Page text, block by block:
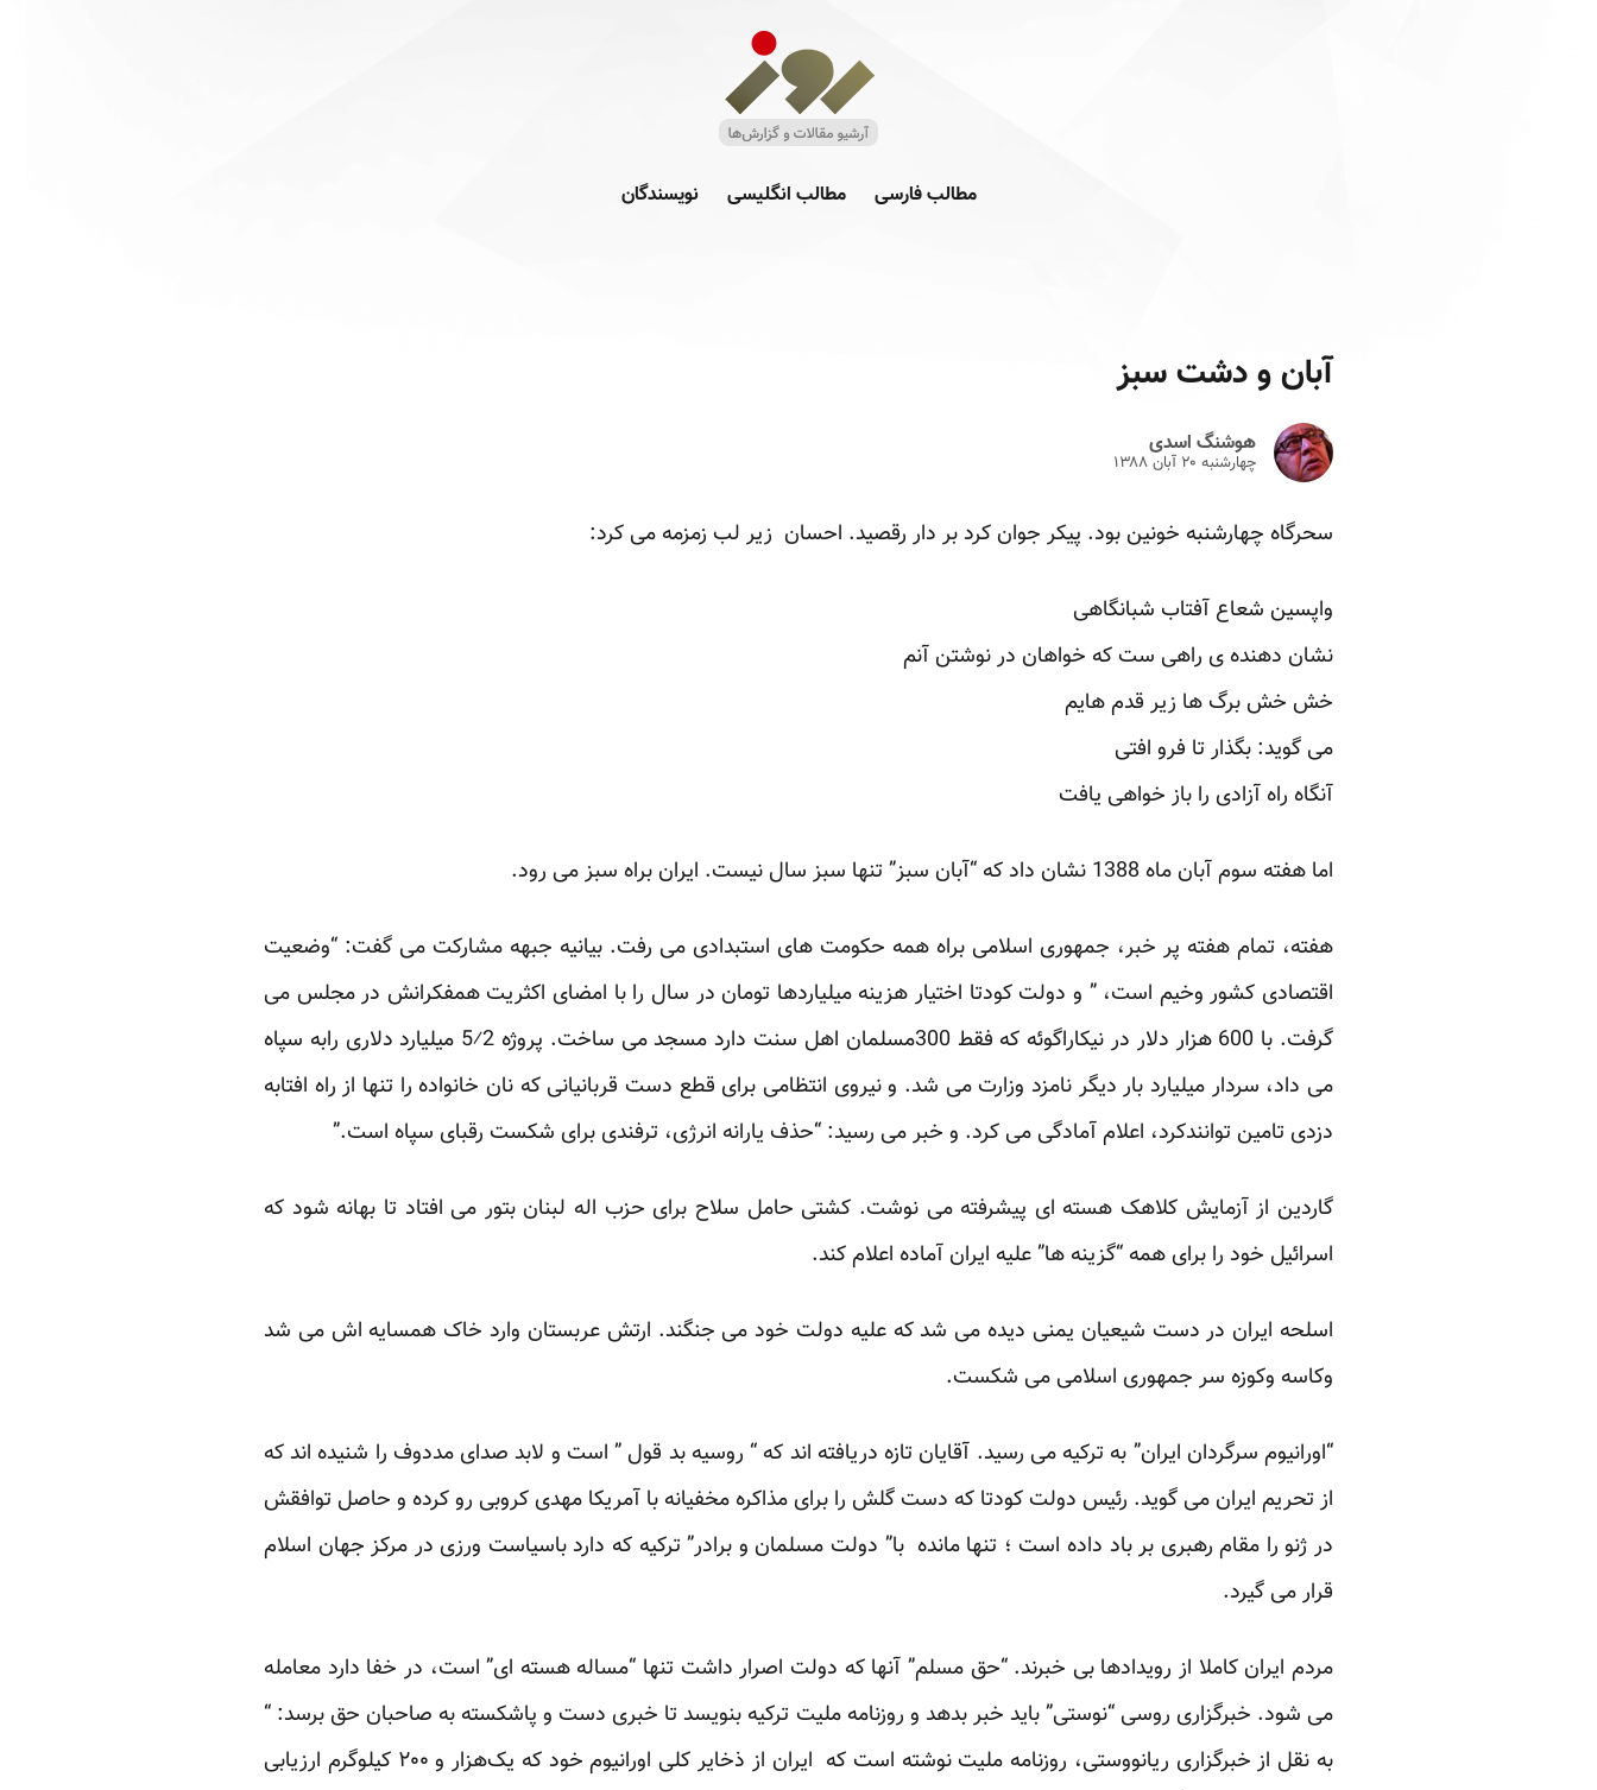
مطالب فارسی مطالب انگلیسی نویسندگان
آبان و دشت سبز
هوشنگ اسدی
چهارشنبه ۲۰ آبان ۱۳۸۸
سحرگاه چهارشنبه خونین بود. پیکر جوان کرد بر دار رقصید. احسان زیر لب زمزمه می کرد:
واپسین شعاع آفتاب شبانگاهی
نشان دهنده ی راهی ست که خواهان در نوشتن آنم
خش خش برگ ها زیر قدم هایم
می گوید: بگذار تا فرو افتی
آنگاه راه آزادی را باز خواهی یافت
اما هفته سوم آبان ماه 1388 نشان داد که “آبان سبز” تنها سبز سال نیست. ایران براه سبز می رود.
هفته، تمام هفته پر خبر، جمهوری اسلامی براه همه حکومت های استبدادی می رفت. بیانیه جبهه مشارکت می گفت: “وضعیت
اقتصادی کشور وخیم است، ” و دولت کودتا اختیار هزینه میلیاردها تومان در سال را با امضای اکثریت همفکرانش در مجلس می
گرفت. با 600 هزار دلار در نیکاراگوئه که فقط 300مسلمان اهل سنت دارد مسجد می ساخت. پروژه
5⁄2
میلیارد دلاری رابه سپاه
می داد، سردار میلیارد بار دیگر نامزد وزارت می شد. و نیروی انتظامی برای قطع دست قربانیانی که نان خانواده را تنها از راه افتابه
دزدی تامین توانندکرد، اعلام آمادگی می کرد. و خبر می رسید: “حذف یارانه انرژی، ترفندی برای شکست رقبای سپاه است.”
گاردین از آزمایش کلاهک هسته ای پیشرفته می نوشت. کشتی حامل سلاح برای حزب اله لبنان بتور می افتاد تا بهانه شود که
اسرائیل خود را برای همه “گزینه ها” علیه ایران آماده اعلام کند.
اسلحه ایران در دست شیعیان یمنی دیده می شد که علیه دولت خود می جنگند. ارتش عربستان وارد خاک همسایه اش می شد
وکاسه وکوزه سر جمهوری اسلامی می شکست.
“اورانیوم سرگردان ایران” به ترکیه می رسید. آقایان تازه دریافته اند که “ روسیه بد قول ” است و لابد صدای مددوف را شنیده اند که
از تحریم ایران می گوید. رئیس دولت کودتا که دست گلش را برای مذاکره مخفیانه با آمریکا مهدی کروبی رو کرده و حاصل توافقش
در ژنو را مقام رهبری بر باد داده است ؛ تنها مانده با” دولت مسلمان و برادر” ترکیه که دارد باسیاست ورزی در مرکز جهان اسلام
قرار می گیرد.
مردم ایران کاملا از رویدادها بی خبرند. “حق مسلم” آنها که دولت اصرار داشت تنها “مساله هسته ای” است، در خفا دارد معامله
می شود. خبرگزاری روسی “نوستی” باید خبر بدهد و روزنامه ملیت ترکیه بنویسد تا خبری دست و پاشکسته به صاحبان حق برسد: “
به نقل از خبرگزاری ریانووستی، روزنامه ملیت نوشته است که ایران از ذخایر کلی اورانیوم خود که یک‌هزار و ۲۰۰ کیلوگرم ارزیابی